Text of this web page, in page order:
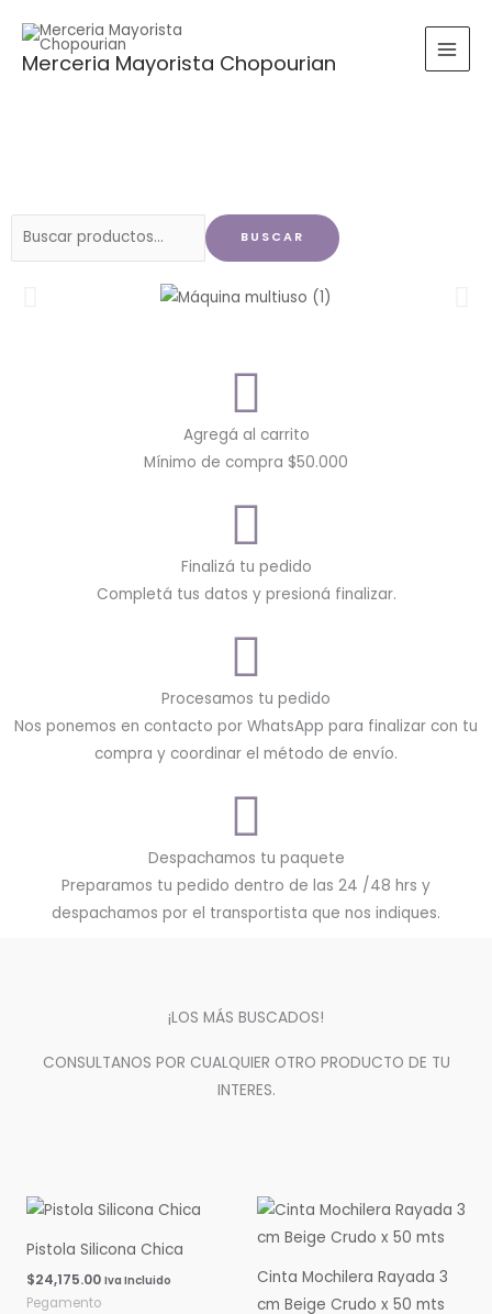
contenido
Merceria Mayorista Chopourian
Buscar
BUSCAR
Agregá al carrito
Mínimo de compra $50.000
Finalizá tu pedido
Completá tus datos y presioná finalizar.
Procesamos tu pedido
Nos ponemos en contacto por WhatsApp para finalizar con tu
compra y coordinar el método de envío.
Despachamos tu paquete
Preparamos tu pedido dentro de las 24 /48 hrs y
despachamos por el transportista que nos indiques.
¡LOS MÁS BUSCADOS!
CONSULTANOS POR CUALQUIER OTRO PRODUCTO DE TU
INTERES.
Pistola Silicona Chica
$24,175.00 Iva Incluido
Pegamento
Cinta Mochilera Rayada 3
cm Beige Crudo x 50 mts